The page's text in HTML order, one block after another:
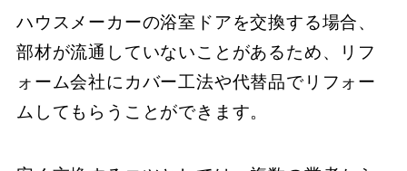
ハウスメーカーの浴室ドアを交換する場合、
部材が流通していないことがあるため、リフ
ォーム会社にカバー工法や代替品でリフォー
ムしてもらうことができます。